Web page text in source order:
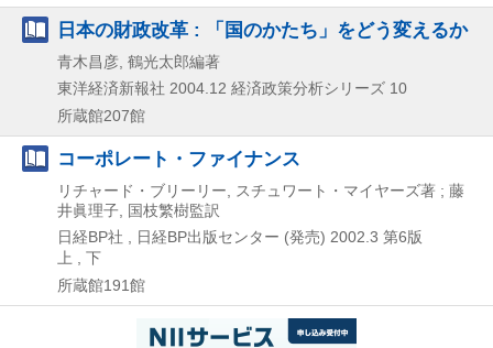
日本の財政改革 : 「国のかたち」をどう変えるか
青木昌彦, 鶴光太郎編著
東洋経済新報社 2004.12 経済政策分析シリーズ 10
所蔵館207館
コーポレート・ファイナンス
リチャード・ブリーリー, スチュワート・マイヤーズ著 ; 藤
井眞理子, 国枝繁樹監訳
日経BP社 , 日経BP出版センター (発売) 2002.3 第6版
上 , 下
所蔵館191館